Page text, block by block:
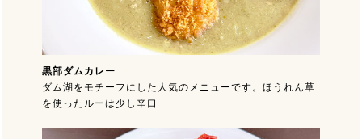
黒部ダムカレー
ダム湖をモチーフにした人気のメニューです。ほうれん草
を使ったルーは少し辛口